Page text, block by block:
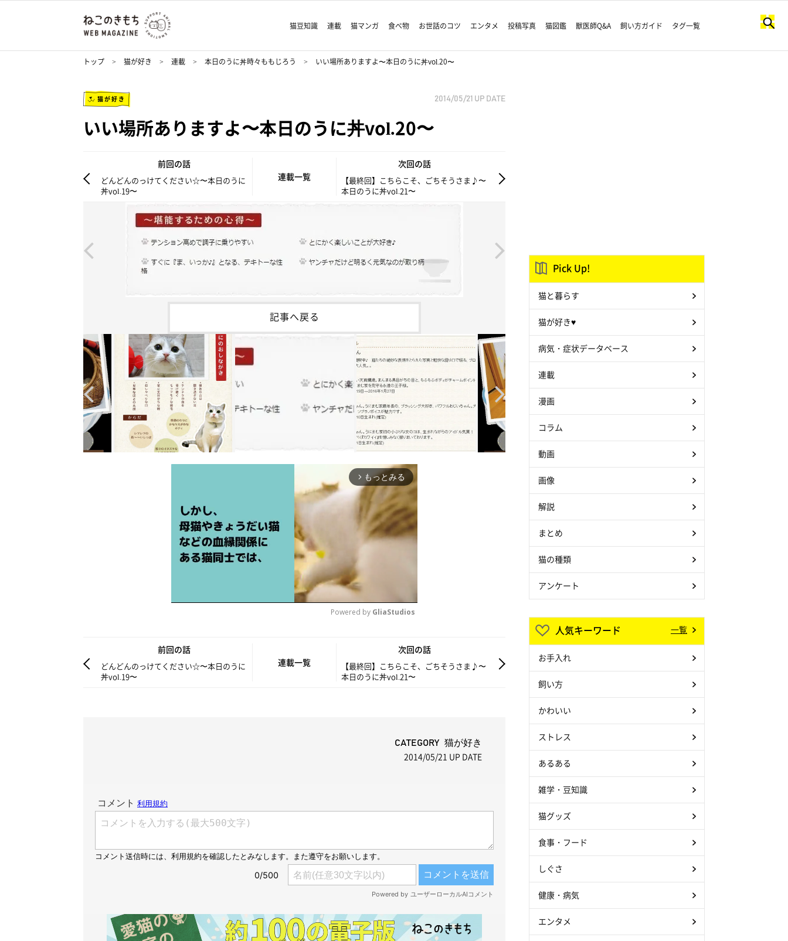
猫豆知識 連載 猫マンガ 食べ物 お世話のコツ エンタメ 投稿写真 猫図鑑 獣医師Q&A 飼い方ガイド タグ一覧
トップ 猫が好き 連載 本日のうに丼時々ももじろう いい場所ありますよ〜本日のうに丼vol.20〜
猫が好き 2014/05/21 UP DATE
いい場所ありますよ〜本日のうに丼vol.20〜
前回の話
どんどんのっけてください☆〜本日のうに
丼vol.19〜
連載一覧
次回の話
【最終回】こちらこそ、ごちそうさま♪〜
本日のうに丼vol.21〜
記事へ戻る
arrow_forward_ios もっとみる
u
t
Powered by GliaStudios
前回の話
どんどんのっけてください☆〜本日のうに
丼vol.19〜
連載一覧
次回の話
【最終回】こちらこそ、ごちそうさま♪〜
本日のうに丼vol.21〜
CATEGORY 猫が好き
2014/05/21 UP DATE
Pick Up!
猫と暮らす
猫が好き♥
病気・症状データベース
連載
漫画
コラム
動画
画像
解説
まとめ
猫の種類
アンケート
人気キーワード 一覧
お手入れ
飼い方
かわいい
ストレス
あるある
雑学・豆知識
猫グッズ
食事・フード
しぐさ
健康・病気
エンタメ